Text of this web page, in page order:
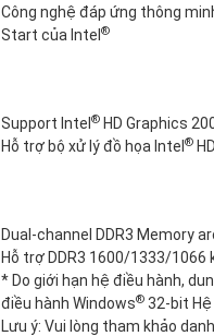
Công nghệ đáp ứng thông
Start của Intel ®
Support Intel ® HD Graphics
Hỗ trợ bộ xử lý đồ họa Intel ®
Dual-channel DDR3 Memory
Hỗ trợ DDR3 1600/1333/1066
* Do giới hạn hệ điều hành,
điều hành Windows® 32-bit
Lưu ý: Vui lòng tham khảo